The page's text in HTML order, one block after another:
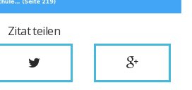
Zitat teilen